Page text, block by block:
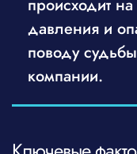
происходит
давления и
поводу
компании.